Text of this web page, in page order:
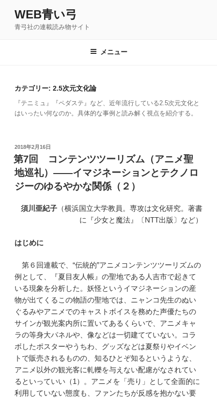
WEB青い弓
青弓社の連載読み物サイト
メニュー
カテゴリー: 2.5次元文化論
『テニミュ』『ペダステ』など、近年流行している2.5次元文化と
はいったい何なのか。具体的な事例と読み解く視点を紹介する。
投
稿
日:
2018年2月16日
第7回 コンテンツツーリズム（アニメ聖
地巡礼）――イマジネーションとテクノロ
ジーのゆるやかな関係（２）
須川亜紀子 （横浜国立大学教員。専攻は文化研究。著書
に『少女と魔法』〔NTT出版〕など）
はじめに
第６回連載で、“伝統的”アニメコンテンツツーリズムの
例として、『夏目友人帳』の聖地である人吉市で起きて
いる現象を分析した。妖怪というイマジネーションの産
物が出てくるこの物語の聖地では、ニャンコ先生のぬい
ぐるみやアニメでのキャストボイスを務めた声優たちの
サインが観光案内所に置いてあるくらいで、アニメキャ
ラの等身大パネルや、像などは一切建てていない。コラ
ボしたポスターやうちわ、グッズなどは夏祭りやイベン
トで販売されるものの、知るひとぞ知るというような、
アニメ以外の観光客に軋轢を与えない配慮がなされてい
るといっていい（1）。アニメを「売り」として全面的に
利用していない態度も、ファンたちが反感を抱かない要